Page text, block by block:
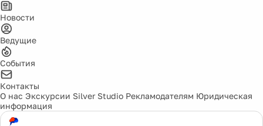
Новости
Ведущие
События
Контакты
О нас Экскурсии Silver Studio Рекламодателям Юридическая
информация